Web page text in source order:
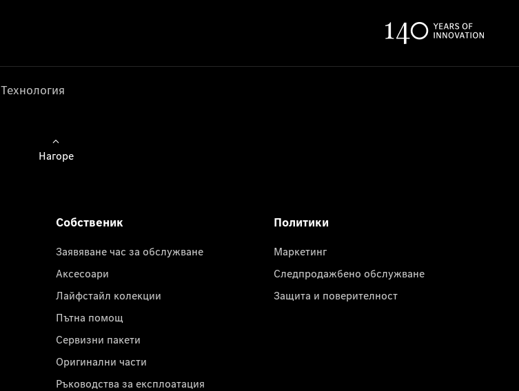
Технология
Нагоре
Собственик
Заявяване час за обслужване
Аксесоари
Лайфстайл колекции
Пътна помощ
Сервизни пакети
Оригинални части
Ръководства за експлоатация
Политики
Маркетинг
Следпродажбено обслужване
Защита и поверителност